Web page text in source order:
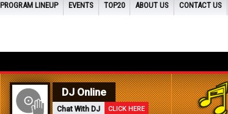
PROGRAM LINEUP EVENTS TOP20 ABOUT US CONTACT US
DJ Online
Chat With DJ CLICK HERE